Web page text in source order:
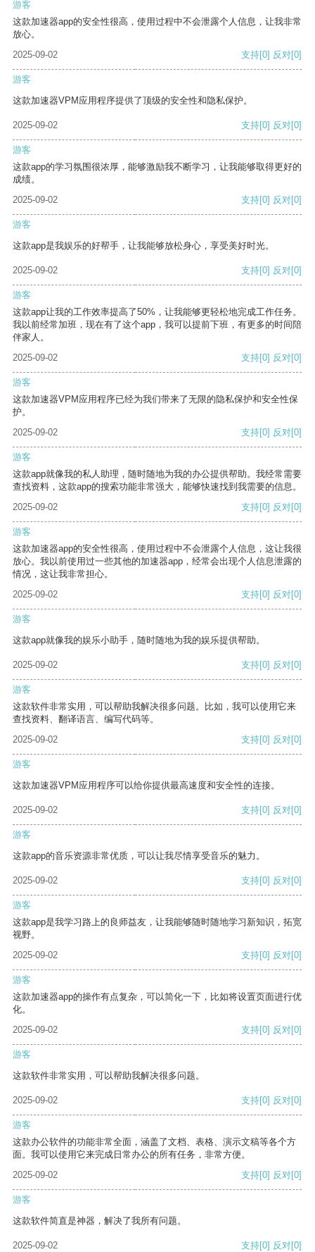
游客
这款加速器app的安全性很高，使用过程中不会泄露个人信息，让我非常
放心。
2025-09-02
支持[0] 反对[0]
游客
这款加速器VPM应用程序提供了顶级的安全性和隐私保护。
2025-09-02 支持[0] 反对[0]
游客
这款app的学习氛围很浓厚，能够激励我不断学习，让我能够取得更好的
成绩。
2025-09-02
支持[0] 反对[0]
游客
这款app是我娱乐的好帮手，让我能够放松身心，享受美好时光。
2025-09-02 支持[0] 反对[0]
游客
这款app让我的工作效率提高了50%，让我能够更轻松地完成工作任务。
我以前经常加班，现在有了这个app，我可以提前下班，有更多的时间陪
伴家人。
2025-09-02
支持[0] 反对[0]
游客
这款加速器VPM应用程序已经为我们带来了无限的隐私保护和安全性保
护。
2025-09-02
支持[0] 反对[0]
游客
这款app就像我的私人助理，随时随地为我的办公提供帮助。我经常需要
查找资料，这款app的搜索功能非常强大，能够快速找到我需要的信息。
2025-09-02
支持[0] 反对[0]
游客
这款加速器app的安全性很高，使用过程中不会泄露个人信息，这让我很
放心。我以前使用过一些其他的加速器app，经常会出现个人信息泄露的
情况，这让我非常担心。
2025-09-02
支持[0] 反对[0]
游客
这款app就像我的娱乐小助手，随时随地为我的娱乐提供帮助。
2025-09-02 支持[0] 反对[0]
游客
这款软件非常实用，可以帮助我解决很多问题。比如，我可以使用它来
查找资料、翻译语言、编写代码等。
2025-09-02
支持[0] 反对[0]
游客
这款加速器VPM应用程序可以给你提供最高速度和安全性的连接。
2025-09-02 支持[0] 反对[0]
游客
这款app的音乐资源非常优质，可以让我尽情享受音乐的魅力。
2025-09-02 支持[0] 反对[0]
游客
这款app是我学习路上的良师益友，让我能够随时随地学习新知识，拓宽
视野。
2025-09-02
支持[0] 反对[0]
游客
这款加速器app的操作有点复杂，可以简化一下，比如将设置页面进行优
化。
2025-09-02
支持[0] 反对[0]
游客
这款软件非常实用，可以帮助我解决很多问题。
2025-09-02 支持[0] 反对[0]
游客
这款办公软件的功能非常全面，涵盖了文档、表格、演示文稿等各个方
面。我可以使用它来完成日常办公的所有任务，非常方便。
2025-09-02
支持[0] 反对[0]
游客
这款软件简直是神器，解决了我所有问题。
2025-09-02 支持[0] 反对[0]